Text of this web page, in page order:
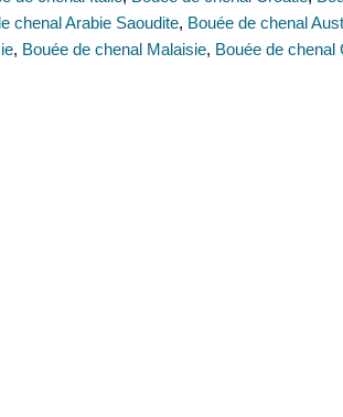
chenal Arabie Saoudite, Bouée de chenal
, Bouée de chenal Malaisie, Bouée de chenal